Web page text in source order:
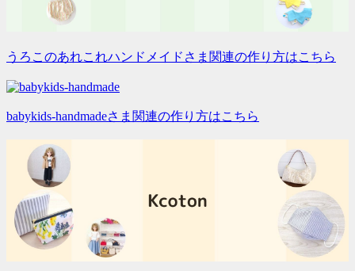
うろこのあれこれハンドメイドさま関連の作り方はこちら
babykids-handmadeさま関連の作り方はこちら